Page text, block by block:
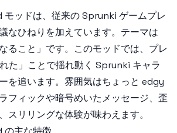
モッドは、従来の Sprunki ゲームプレ
なひねりを加えています。テーマは
ること」です。このモッドでは、プレ
た」ことで揺れ動く Sprunki キャラ
を追います。雰囲気はちょっと edgy
フィックや暗号めいたメッセージ、歪
スリリングな体験が味わえます。